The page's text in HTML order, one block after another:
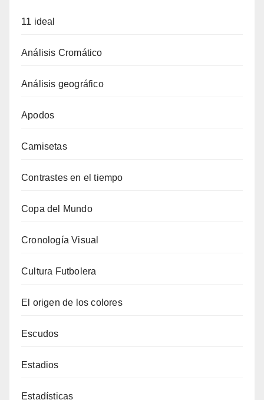
11 ideal
Análisis Cromático
Análisis geográfico
Apodos
Camisetas
Contrastes en el tiempo
Copa del Mundo
Cronología Visual
Cultura Futbolera
El origen de los colores
Escudos
Estadios
Estadísticas